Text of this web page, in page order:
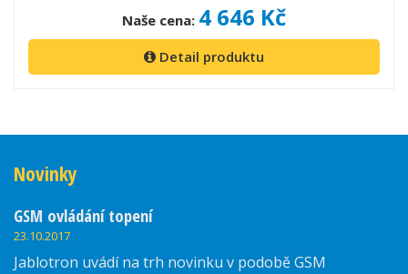
Naše cena: 4 646 Kč
Detail produktu
Novinky
GSM ovládání topení
23.10.2017
Jablotron uvádí na trh novinku v podobě GSM